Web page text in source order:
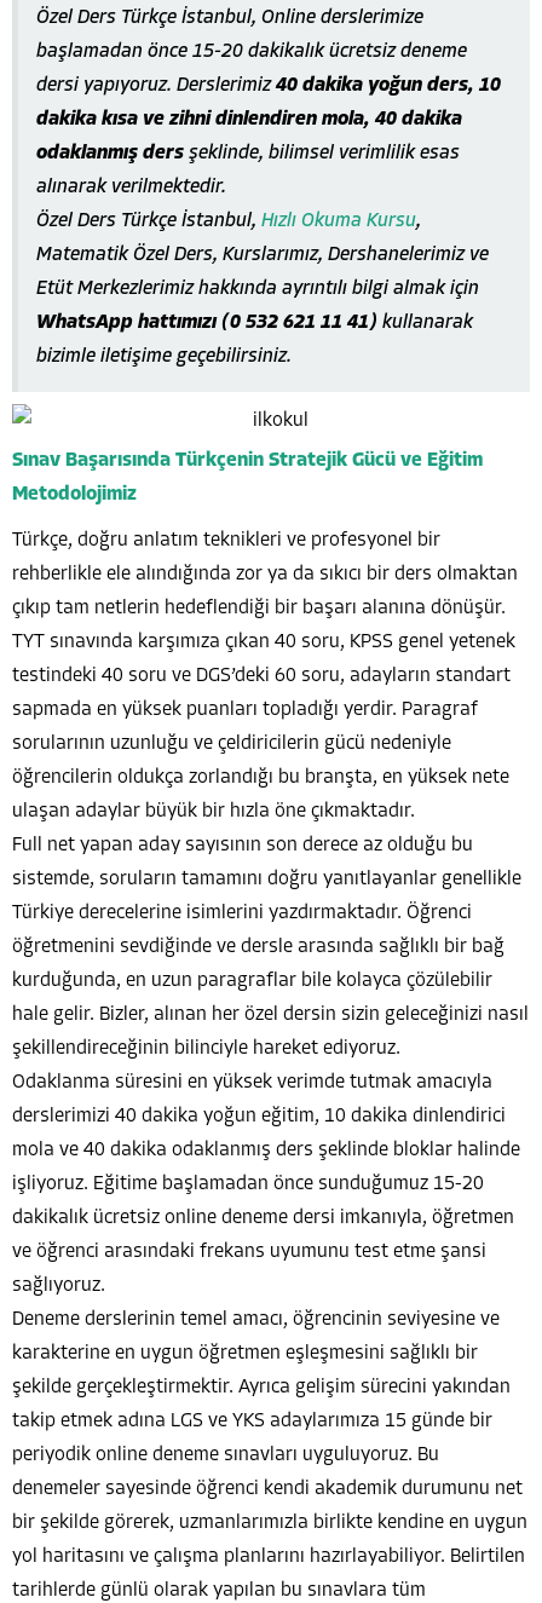
Özel Ders Türkçe İstanbul, Online derslerimize
başlamadan önce 15-20 dakikalık ücretsiz deneme
dersi yapıyoruz. Derslerimiz40 dakika yoğun ders, 10
dakika kısa ve zihni dinlendiren mola, 40 dakika
odaklanmış ders şeklinde, bilimsel verimlilik esas
alınarak verilmektedir.
Özel Ders Türkçe İstanbul, Hızlı Okuma Kursu,
Matematik Özel Ders, Kurslarımız, Dershanelerimiz ve
Etüt Merkezlerimiz hakkında ayrıntılı bilgi almak için
WhatsApp hattımızı (0 532 621 11 41) kullanarak
bizimle iletişime geçebilirsiniz.
Sınav Başarısında Türkçenin Stratejik Gücü ve Eğitim
Metodolojimiz
Türkçe, doğru anlatım teknikleri ve profesyonel bir
rehberlikle ele alındığında zor ya da sıkıcı bir ders olmaktan
çıkıp tam netlerin hedeflendiği bir başarı alanına dönüşür.
TYT sınavında karşımıza çıkan 40 soru, KPSS genel yetenek
testindeki 40 soru ve DGS’deki 60 soru, adayların standart
sapmada en yüksek puanları topladığı yerdir. Paragraf
sorularının uzunluğu ve çeldiricilerin gücü nedeniyle
öğrencilerin oldukça zorlandığı bu branşta, en yüksek nete
ulaşan adaylar büyük bir hızla öne çıkmaktadır.
Full net yapan aday sayısının son derece az olduğu bu
sistemde, soruların tamamını doğru yanıtlayanlar genellikle
Türkiye derecelerine isimlerini yazdırmaktadır. Öğrenci
öğretmenini sevdiğinde ve dersle arasında sağlıklı bir bağ
kurduğunda, en uzun paragraflar bile kolayca çözülebilir
hale gelir. Bizler, alınan her özel dersin sizin geleceğinizi nasıl
şekillendireceğinin bilinciyle hareket ediyoruz.
Odaklanma süresini en yüksek verimde tutmak amacıyla
derslerimizi 40 dakika yoğun eğitim, 10 dakika dinlendirici
mola ve 40 dakika odaklanmış ders şeklinde bloklar halinde
işliyoruz. Eğitime başlamadan önce sunduğumuz 15-20
dakikalık ücretsiz online deneme dersi imkanıyla, öğretmen
ve öğrenci arasındaki frekans uyumunu test etme şansi
sağlıyoruz.
Deneme derslerinin temel amacı, öğrencinin seviyesine ve
karakterine en uygun öğretmen eşleşmesini sağlıklı bir
şekilde gerçekleştirmektir. Ayrıca gelişim sürecini yakından
takip etmek adına LGS ve YKS adaylarımıza 15 günde bir
periyodik online deneme sınavları uyguluyoruz. Bu
denemeler sayesinde öğrenci kendi akademik durumunu net
bir şekilde görerek, uzmanlarımızla birlikte kendine en uygun
yol haritasını ve çalışma planlarını hazırlayabiliyor. Belirtilen
tarihlerde günlü olarak yapılan bu sınavlara tüm